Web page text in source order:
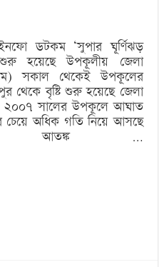
ইনফো ডটকম ‘সুপার ঘূর্ণিঝড়
শুরু হয়েছে উপকূলীয় জেলা
সকাল থেকেই উপকূলের
থেকে বৃষ্টি শুরু হয়েছে জেলা
২০০৭ সালের উপকূলে আঘাত
চেয়ে অধিক গতি নিয়ে আসছে
আতঙ্ক …